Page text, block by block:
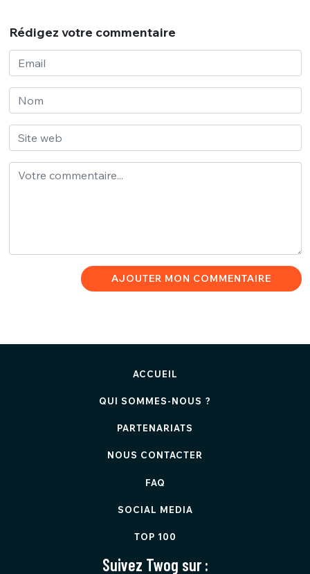
Rédigez votre commentaire
AJOUTER MON COMMENTAIRE
ACCUEIL
QUI SOMMES-NOUS ?
PARTENARIATS
NOUS CONTACTER
FAQ
SOCIAL MEDIA
TOP 100
Suivez Twog sur :